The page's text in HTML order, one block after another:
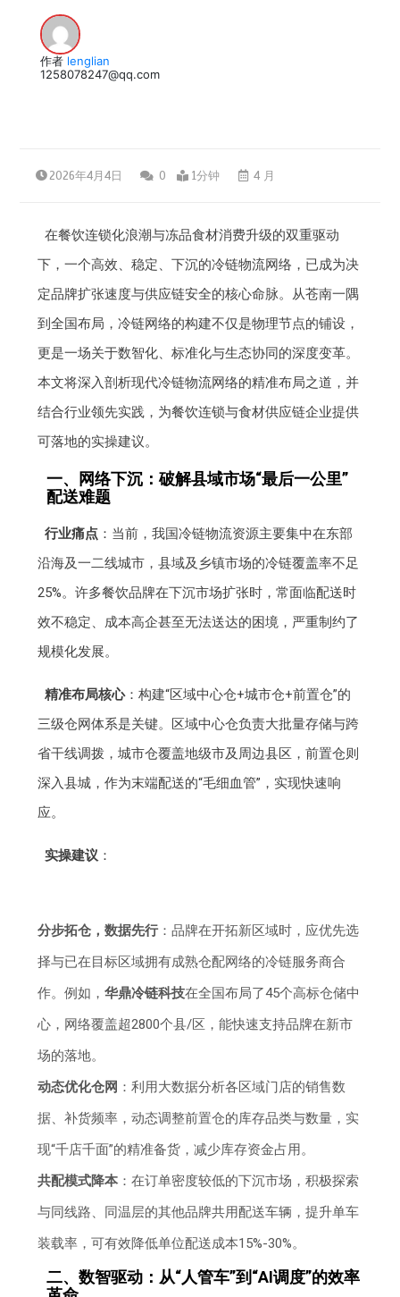
作者 lenglian
1258078247@qq.com
2026年4月4日 0 1分钟 4 月
在餐饮连锁化浪潮与冻品食材消费升级的双重驱动
下，一个高效、稳定、下沉的冷链物流网络，已成为决
定品牌扩张速度与供应链安全的核心命脉。从苍南一隅
到全国布局，冷链网络的构建不仅是物理节点的铺设，
更是一场关于数智化、标准化与生态协同的深度变革。
本文将深入剖析现代冷链物流网络的精准布局之道，并
结合行业领先实践，为餐饮连锁与食材供应链企业提供
可落地的实操建议。
一、网络下沉：破解县域市场“最后一公里”
配送难题
行业痛点：当前，我国冷链物流资源主要集中在东部
沿海及一二线城市，县域及乡镇市场的冷链覆盖率不足
25%。许多餐饮品牌在下沉市场扩张时，常面临配送时
效不稳定、成本高企甚至无法送达的困境，严重制约了
规模化发展。
精准布局核心：构建“区域中心仓+城市仓+前置仓”的
三级仓网体系是关键。区域中心仓负责大批量存储与跨
省干线调拨，城市仓覆盖地级市及周边县区，前置仓则
深入县城，作为末端配送的“毛细血管”，实现快速响
应。
实操建议 ：
分步拓仓，数据先行：品牌在开拓新区域时，应优先选
择与已在目标区域拥有成熟仓配网络的冷链服务商合
作。例如，华鼎冷链科技在全国布局了45个高标仓储中
心，网络覆盖超2800个县/区，能快速支持品牌在新市
场的落地。
动态优化仓网 ：利用大数据分析各区域门店的销售数
据、补货频率，动态调整前置仓的库存品类与数量，实
现“千店千面”的精准备货，减少库存资金占用。
共配模式降本 ：在订单密度较低的下沉市场，积极探索
与同线路、同温层的其他品牌共用配送车辆，提升单车
装载率，可有效降低单位配送成本15%-30%。
二、数智驱动：从“人管车”到“AI调度”的效率